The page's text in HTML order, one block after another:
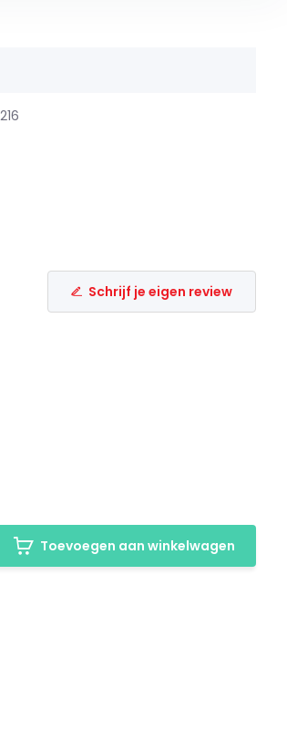
Schrijf je eigen review
Toevoegen aan winkelwagen